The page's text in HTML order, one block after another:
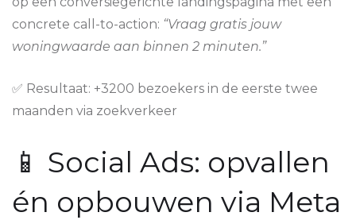
concrete call-to-action: “Vraag gratis jouw
woningwaarde aan binnen 2 minuten.”
✅ Resultaat: +3200 bezoekers in de eerste twee
maanden via zoekverkeer
📱 Social Ads: opvallen
én opbouwen via Meta